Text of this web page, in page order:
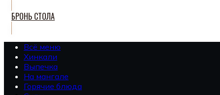
БРОНЬ СТОЛА
Всё меню
Хинкали
Выпечка
На мангале
Горячие блюда